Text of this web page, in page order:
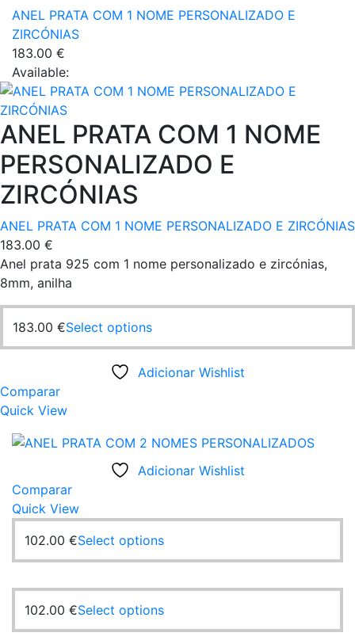
page
chosen
page
ANEL PRATA COM 1 NOME PERSONALIZADO E
ZIRCÓNIAS
183.00 €
Available:
ANEL PRATA COM 1 NOME
PERSONALIZADO E
ZIRCÓNIAS
ANEL PRATA COM 1 NOME PERSONALIZADO E ZIRCÓNIAS
183.00 €
Anel prata 925 com 1 nome personalizado e zircónias,
8mm, anilha
183.00 €Select optionsThis
product
has
multiple
options
be
on
the
Adicionar Wishlist
Comparar
Quick View
Adicionar Wishlist
Comparar
Quick View
102.00 €Select optionsThis
product
variants.
The
102.00 €Select optionsThis
product